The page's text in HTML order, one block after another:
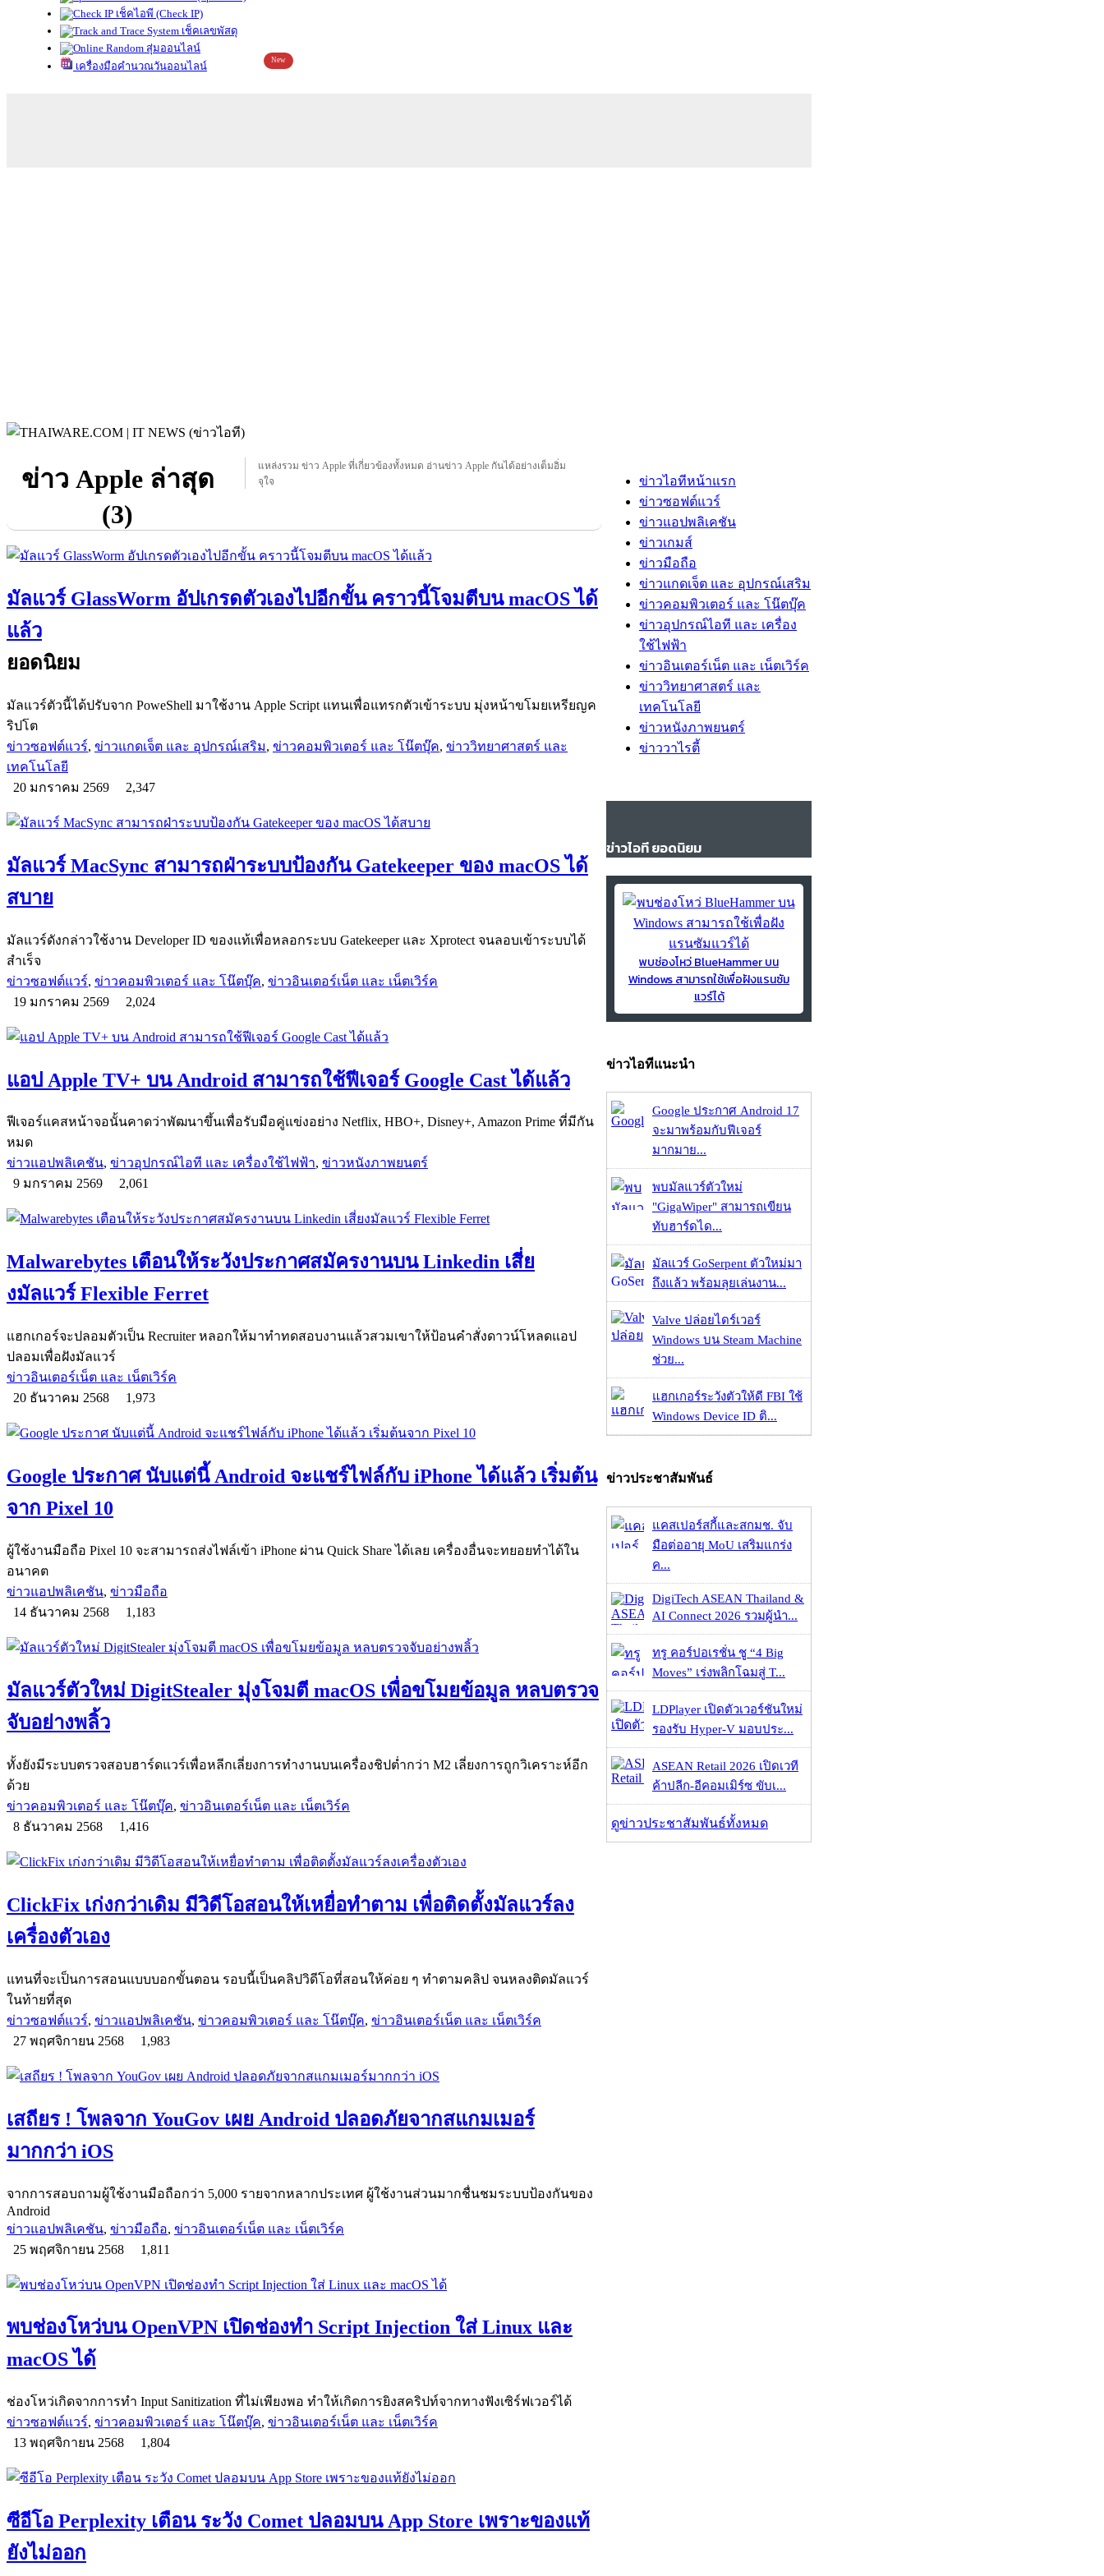
เช็คไอพี (Check IP)
เช็คเลขพัสดุ
สุ่มออนไลน์
เครื่องมือคำนวณวันออนไลน์
New
ข่าว Apple ล่าสุด
(3)
แหล่งรวม ข่าว Apple ที่เกี่ยวข้องทั้งหมด อ่านข่าว Apple กันได้อย่างเต็มอิ่ม
จุใจ
มัลแวร์ GlassWorm อัปเกรดตัวเองไปอีกขั้น คราวนี้โจมตีบน macOS ได้
แล้ว
ยอดนิยม
มัลแวร์ตัวนี้ได้ปรับจาก PoweShell มาใช้งาน Apple Script แทนเพื่อแทรกตัวเข้าระบบ มุ่งหน้าขโมยเหรียญค
ริปโต
ข่าวซอฟต์แวร์, ข่าวแกดเจ็ต และ อุปกรณ์เสริม, ข่าวคอมพิวเตอร์ และ โน๊ตบุ๊ค, ข่าววิทยาศาสตร์ และ
เทคโนโลยี
20 มกราคม 2569
2,347
มัลแวร์ MacSync สามารถฝ่าระบบป้องกัน Gatekeeper ของ macOS ได้
สบาย
มัลแวร์ดังกล่าวใช้งาน Developer ID ของแท้เพื่อหลอกระบบ Gatekeeper และ Xprotect จนลอบเข้าระบบได้
สำเร็จ
ข่าวซอฟต์แวร์, ข่าวคอมพิวเตอร์ และ โน๊ตบุ๊ค, ข่าวอินเตอร์เน็ต และ เน็ตเวิร์ค
19 มกราคม 2569
2,024
แอป Apple TV+ บน Android สามารถใช้ฟีเจอร์ Google Cast ได้แล้ว
ฟีเจอร์แคสหน้าจอนั้นคาดว่าพัฒนาขึ้นเพื่อรับมือคู่แข่งอย่าง Netflix, HBO+, Disney+, Amazon Prime ที่มีกัน
หมด
ข่าวแอปพลิเคชัน, ข่าวอุปกรณ์ไอที และ เครื่องใช้ไฟฟ้า, ข่าวหนังภาพยนตร์
9 มกราคม 2569
2,061
Malwarebytes เตือนให้ระวังประกาศสมัครงานบน Linkedin เสี่ย
งมัลแวร์ Flexible Ferret
แฮกเกอร์จะปลอมตัวเป็น Recruiter หลอกให้มาทำทดสอบงานแล้วสวมเขาให้ป้อนคำสั่งดาวน์โหลดแอป
ปลอมเพื่อฝังมัลแวร์
ข่าวอินเตอร์เน็ต และ เน็ตเวิร์ค
20 ธันวาคม 2568
1,973
Google ประกาศ นับแต่นี้ Android จะแชร์ไฟล์กับ iPhone ได้แล้ว เริ่มต้น
จาก Pixel 10
ผู้ใช้งานมือถือ Pixel 10 จะสามารถส่งไฟล์เข้า iPhone ผ่าน Quick Share ได้เลย เครื่องอื่นจะทยอยทำได้ใน
อนาคต
ข่าวแอปพลิเคชัน, ข่าวมือถือ
14 ธันวาคม 2568
1,183
มัลแวร์ตัวใหม่ DigitStealer มุ่งโจมตี macOS เพื่อขโมยข้อมูล หลบตรวจ
จับอย่างพลิ้ว
ทั้งยังมีระบบตรวจสอบฮาร์ดแวร์เพื่อหลีกเลี่ยงการทำงานบนเครื่องชิปต่ำกว่า M2 เลี่ยงการถูกวิเคราะห์อีก
ด้วย
ข่าวคอมพิวเตอร์ และ โน๊ตบุ๊ค, ข่าวอินเตอร์เน็ต และ เน็ตเวิร์ค
8 ธันวาคม 2568
1,416
ClickFix เก่งกว่าเดิม มีวิดีโอสอนให้เหยื่อทำตาม เพื่อติดตั้งมัลแวร์ลง
เครื่องตัวเอง
แทนที่จะเป็นการสอนแบบบอกขั้นตอน รอบนี้เป็นคลิปวิดีโอที่สอนให้ค่อย ๆ ทำตามคลิป จนหลงติดมัลแวร์
ในท้ายที่สุด
ข่าวซอฟต์แวร์, ข่าวแอปพลิเคชัน, ข่าวคอมพิวเตอร์ และ โน๊ตบุ๊ค, ข่าวอินเตอร์เน็ต และ เน็ตเวิร์ค
27 พฤศจิกายน 2568
1,983
เสถียร ! โพลจาก YouGov เผย Android ปลอดภัยจากสแกมเมอร์
มากกว่า iOS
จากการสอบถามผู้ใช้งานมือถือกว่า 5,000 รายจากหลากประเทศ ผู้ใช้งานส่วนมากชื่นชมระบบป้องกันของ
Android
ข่าวแอปพลิเคชัน, ข่าวมือถือ, ข่าวอินเตอร์เน็ต และ เน็ตเวิร์ค
25 พฤศจิกายน 2568
1,811
พบช่องโหว่บน OpenVPN เปิดช่องทำ Script Injection ใส่ Linux และ
macOS ได้
ช่องโหว่เกิดจากการทำ Input Sanitization ที่ไม่เพียงพอ ทำให้เกิดการยิงสคริปท์จากทางฟังเซิร์ฟเวอร์ได้
ข่าวซอฟต์แวร์, ข่าวคอมพิวเตอร์ และ โน๊ตบุ๊ค, ข่าวอินเตอร์เน็ต และ เน็ตเวิร์ค
13 พฤศจิกายน 2568
1,804
ซีอีโอ Perplexity เตือน ระวัง Comet ปลอมบน App Store เพราะของแท้
ยังไม่ออก
ข่าวไอทีหน้าแรก
ข่าวซอฟต์แวร์
ข่าวแอปพลิเคชัน
ข่าวเกมส์
ข่าวมือถือ
ข่าวแกดเจ็ต และ อุปกรณ์เสริม
ข่าวคอมพิวเตอร์ และ โน๊ตบุ๊ค
ข่าวอุปกรณ์ไอที และ เครื่อง
ใช้ไฟฟ้า
ข่าวอินเตอร์เน็ต และ เน็ตเวิร์ค
ข่าววิทยาศาสตร์ และ
เทคโนโลยี
ข่าวหนังภาพยนตร์
ข่าววาไรตี้
ข่าวไอที ยอดนิยม
พบช่องโหว่ BlueHammer บน
Windows สามารถใช้เพื่อฝังแรนซัม
แวร์ได้
ข่าวไอทีแนะนำ
Google ประกาศ Android 17
จะมาพร้อมกับฟีเจอร์
มากมาย...
พบมัลแวร์ตัวใหม่
"GigaWiper" สามารถเขียน
ทับฮาร์ดได...
มัลแวร์ GoSerpent ตัวใหม่มา
ถึงแล้ว พร้อมลุยเล่นงาน...
Valve ปล่อยไดร์เวอร์
Windows บน Steam Machine
ช่วย...
แฮกเกอร์ระวังตัวให้ดี FBI ใช้
Windows Device ID ติ...
ข่าวประชาสัมพันธ์
แคสเปอร์สกี้และสกมช. จับ
มือต่ออายุ MoU เสริมแกร่ง
ค...
DigiTech ASEAN Thailand &
AI Connect 2026 รวมผู้นำ...
ทรู คอร์ปอเรชั่น ชู “4 Big
Moves” เร่งพลิกโฉมสู่ T...
LDPlayer เปิดตัวเวอร์ชันใหม่
รองรับ Hyper-V มอบประ...
ASEAN Retail 2026 เปิดเวที
ค้าปลีก-อีคอมเมิร์ซ ขับเ...
ดูข่าวประชาสัมพันธ์ทั้งหมด